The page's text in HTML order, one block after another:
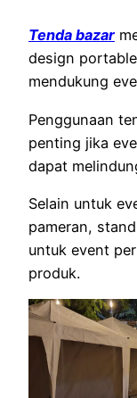
Tenda bazar
design
mendukung
Penggunaan
penting jika
dapat
Selain untuk
pameran,
untuk event
produk.